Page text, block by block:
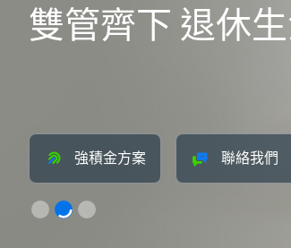
雙管齊下 退休
強積金方案 聯絡我們